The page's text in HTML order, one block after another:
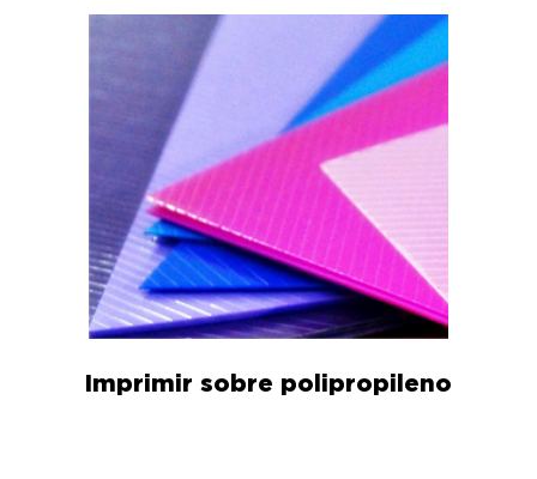
Imprimir sobre polipropileno